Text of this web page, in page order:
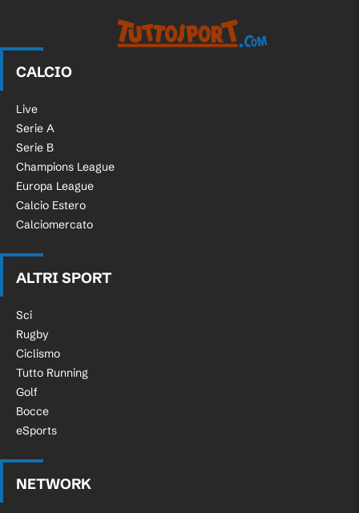
CALCIO
Live
Serie A
Serie B
Champions League
Europa League
Calcio Estero
Calciomercato
ALTRI SPORT
Sci
Rugby
Ciclismo
Tutto Running
Golf
Bocce
eSports
NETWORK